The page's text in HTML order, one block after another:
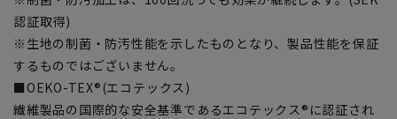
認証取得)
※生地の制菌・防汚性能を示したものとなり、製品性能を保証
するものではございません。
■OEKO-TEX®(エコテックス)
繊維製品の国際的な安全基準であるエコテックス®に認証され